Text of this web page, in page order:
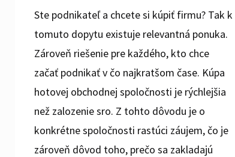
Ste podnikateľ a chcete si kúpiť firmu? Tak k
tomuto dopytu existuje relevantná ponuka.
Zároveň riešenie pre každého, kto chce
začať podnikať v čo najkratšom čase. Kúpa
hotovej obchodnej spoločnosti je rýchlejšia
než zalozenie sro. Z tohto dôvodu je o
konkrétne spoločnosti rastúci záujem, čo je
zároveň dôvod toho, prečo sa zakladajú